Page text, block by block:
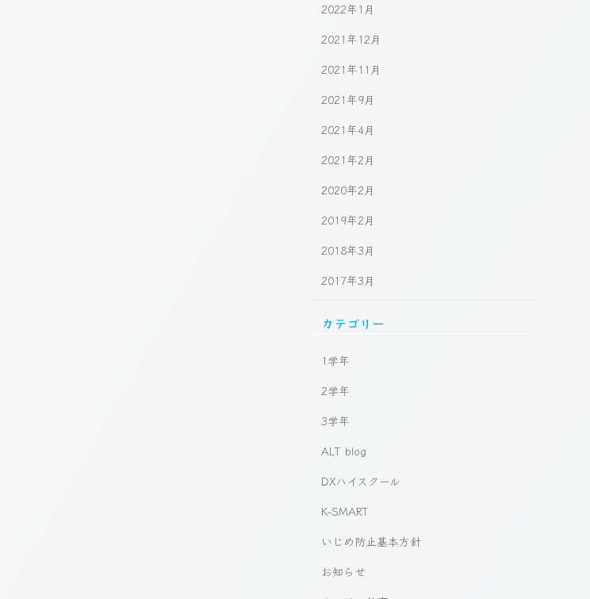
2022年1月
2021年12月
2021年11月
2021年9月
2021年4月
2021年2月
2020年2月
2019年2月
2018年3月
2017年3月
カテゴリー
1学年
2学年
3学年
ALT blog
DXハイスクール
K-SMART
いじめ防止基本方針
お知らせ